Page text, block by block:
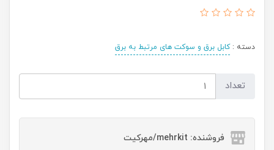
دسته :کابل برق و سوکت های مرتبط به برق
تعداد
فروشنده: mehrkit/مهرکیت